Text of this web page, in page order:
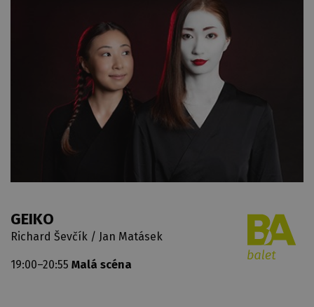
GEIKO
Richard Ševčík / Jan Matásek
19:00–20:55 Malá scéna